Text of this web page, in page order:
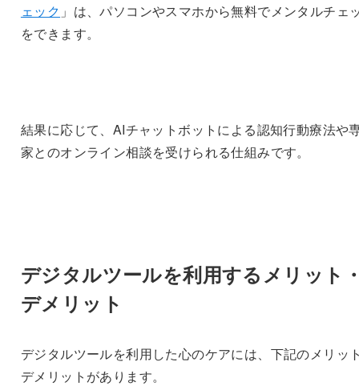
ェック 」は、パソコンやスマホから無料でメンタルチェ
をできます。
結果に応じて、AIチャットボットによる認知行動療法や
家とのオンライン相談を受けられる仕組みです。
デジタルツールを利用するメリット
デメリット
デジタルツールを利用した心のケアには、下記のメリッ
デメリットがあります。